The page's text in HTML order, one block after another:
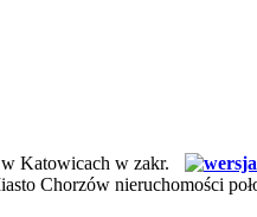
Katowicach w zakr.
Chorzów nieruchomości